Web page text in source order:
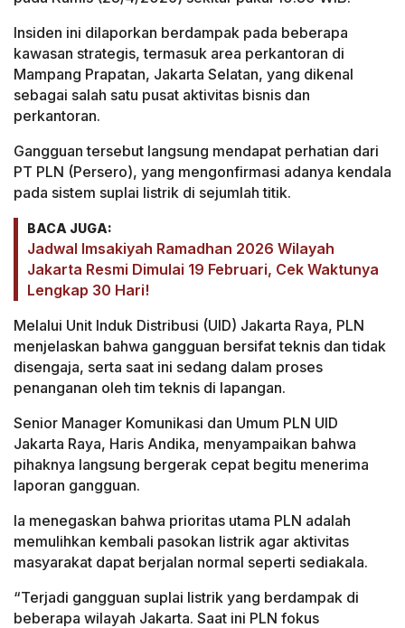
Insiden ini dilaporkan berdampak pada beberapa
kawasan strategis, termasuk area perkantoran di
Mampang Prapatan, Jakarta Selatan, yang dikenal
sebagai salah satu pusat aktivitas bisnis dan
perkantoran.
Gangguan tersebut langsung mendapat perhatian dari
PT PLN (Persero), yang mengonfirmasi adanya kendala
pada sistem suplai listrik di sejumlah titik.
BACA JUGA:
Jadwal Imsakiyah Ramadhan 2026 Wilayah
Jakarta Resmi Dimulai 19 Februari, Cek Waktunya
Lengkap 30 Hari!
Melalui Unit Induk Distribusi (UID) Jakarta Raya, PLN
menjelaskan bahwa gangguan bersifat teknis dan tidak
disengaja, serta saat ini sedang dalam proses
penanganan oleh tim teknis di lapangan.
Senior Manager Komunikasi dan Umum PLN UID
Jakarta Raya, Haris Andika, menyampaikan bahwa
pihaknya langsung bergerak cepat begitu menerima
laporan gangguan.
Ia menegaskan bahwa prioritas utama PLN adalah
memulihkan kembali pasokan listrik agar aktivitas
masyarakat dapat berjalan normal seperti sediakala.
“Terjadi gangguan suplai listrik yang berdampak di
beberapa wilayah Jakarta. Saat ini PLN fokus